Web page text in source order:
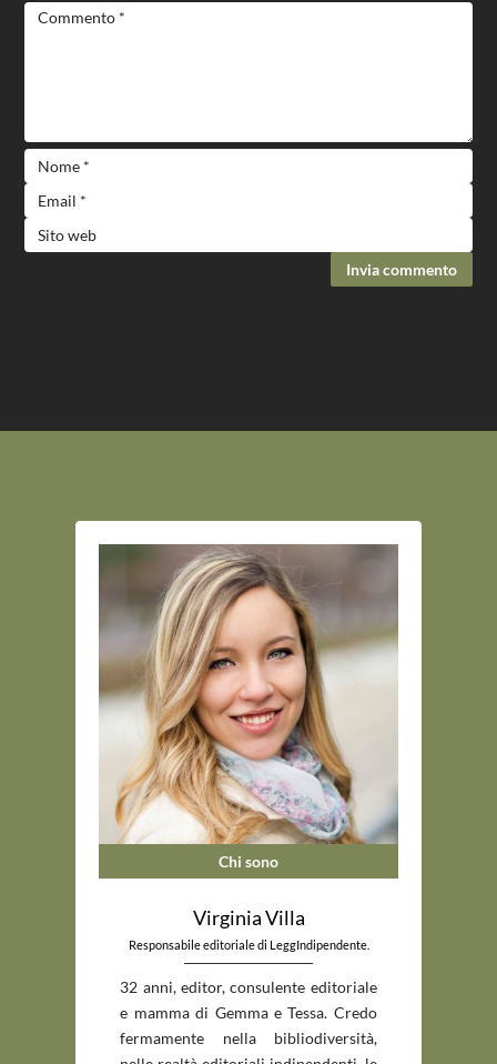
Invia commento
Chi sono
Virginia Villa
Responsabile editoriale di LeggIndipendente.
_____________________________
32 anni, editor, consulente editoriale
e mamma di Gemma e Tessa. Credo
fermamente nella bibliodiversità,